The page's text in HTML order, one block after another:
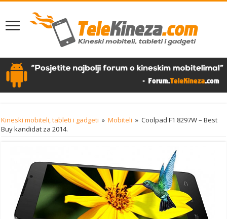
Kineski mobiteli, tableti i gadgeti » Mobiteli » Coolpad F1 8297W – Best
Buy kandidat za 2014.